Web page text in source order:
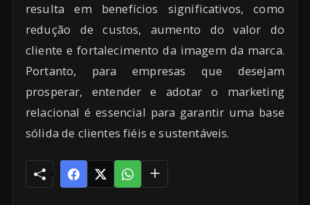
resulta em benefícios significativos, como
redução de custos, aumento do valor do
cliente e fortalecimento da imagem da marca.
Portanto, para empresas que desejam
prosperar, entender e adotar o marketing
relacional é essencial para garantir uma base
sólida de clientes fiéis e sustentáveis.